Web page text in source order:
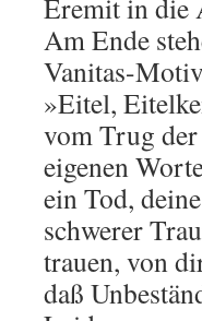
Eremit in die
Am Ende
Vanitas-
»Eitel,
vom Trug
eigenen
ein Tod,
schwerer
trauen, von
daß